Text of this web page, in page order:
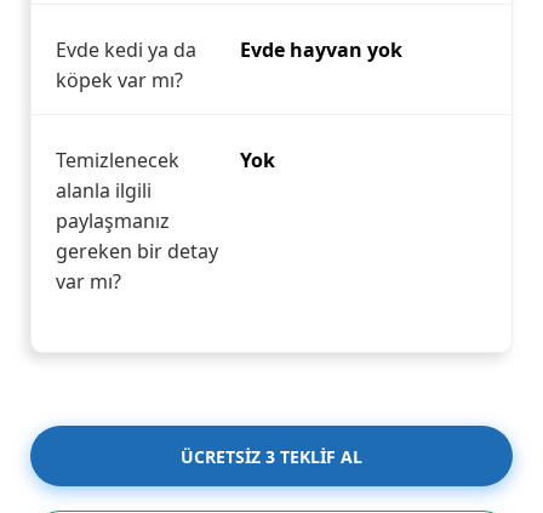
Evde kedi ya da
köpek var mı?
Evde hayvan yok
Temizlenecek
alanla ilgili
paylaşmanız
gereken bir detay
var mı?
Yok
ÜCRETSİZ 3 TEKLİF AL